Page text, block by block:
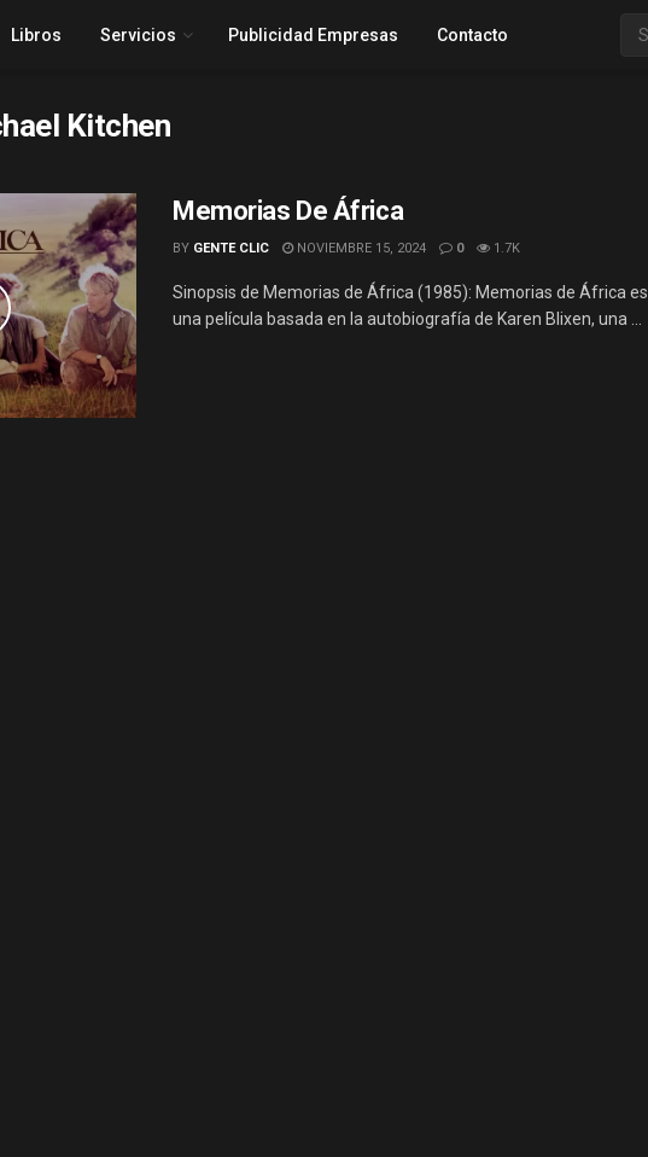
Libros Servicios Publicidad Empresas Contacto
Kitchen
Memorias De África
BY GENTE CLIC NOVIEMBRE 15, 2024 0 1.7K
Sinopsis de Memorias de África (1985): Memorias de África es
una película basada en la autobiografía de Karen Blixen, una ...